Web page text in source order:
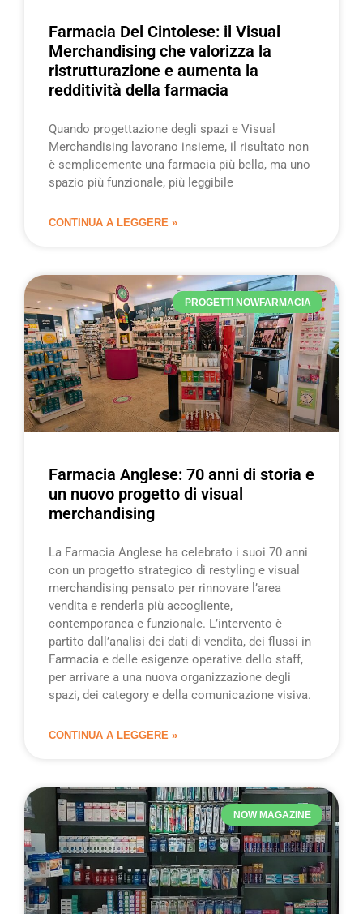
Farmacia Del Cintolese: il Visual
Merchandising che valorizza la
ristrutturazione e aumenta la
redditività della farmacia
Quando progettazione degli spazi e Visual
Merchandising lavorano insieme, il risultato non
è semplicemente una farmacia più bella, ma uno
spazio più funzionale, più leggibile
CONTINUA A LEGGERE »
PROGETTI NOWFARMACIA
Farmacia Anglese: 70 anni di storia e
un nuovo progetto di visual
merchandising
La Farmacia Anglese ha celebrato i suoi 70 anni
con un progetto strategico di restyling e visual
merchandising pensato per rinnovare l’area
vendita e renderla più accogliente,
contemporanea e funzionale. L’intervento è
partito dall’analisi dei dati di vendita, dei flussi in
Farmacia e delle esigenze operative dello staff,
per arrivare a una nuova organizzazione degli
spazi, dei category e della comunicazione visiva.
CONTINUA A LEGGERE »
NOW MAGAZINE